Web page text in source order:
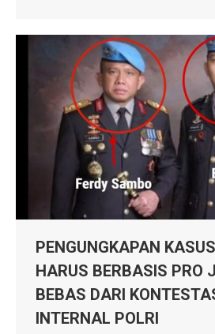
PENGUNGKAPAN
HARUS BERBASIS PRO
BEBAS DARI
INTERNAL POLRI